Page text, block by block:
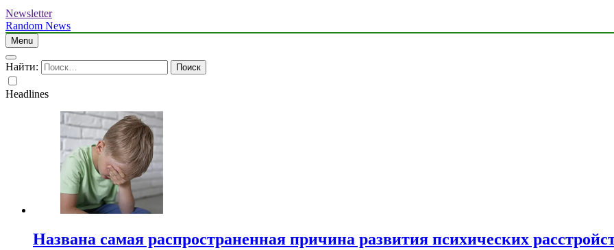
Newsletter
Random News
Menu
Найти:
Headlines
Названа самая распространенная причина развития психических